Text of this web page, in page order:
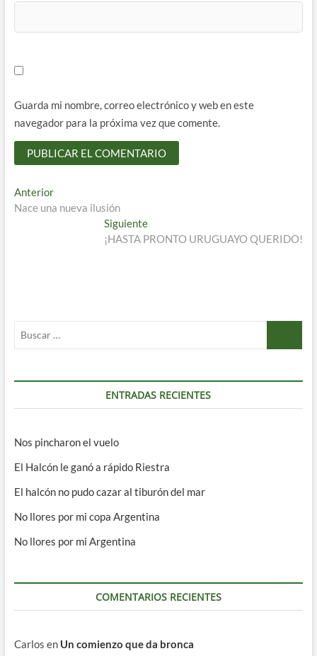
Guarda mi nombre, correo electrónico y web en este
navegador para la próxima vez que comente.
Navegación
de
AnteriorEntrada
anterior:
Nace una nueva ilusión
SiguienteEntrada
siguiente:
¡HASTA PRONTO URUGUAYO QUERIDO!
ENTRADAS RECIENTES
Nos pincharon el vuelo
El Halcón le ganó a rápido Riestra
El halcón no pudo cazar al tiburón del mar
No llores por mi copa Argentina
No llores por mi Argentina
COMENTARIOS RECIENTES
Carlos en Un comienzo que da bronca